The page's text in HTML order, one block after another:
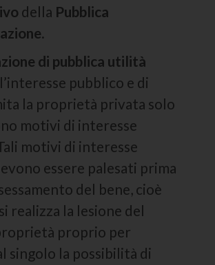
della Pubblica
.
di pubblica utilità
pubblico e di
la proprietà privata solo
motivi di interesse
motivi di interesse
essere palesati prima
del bene, cioè
realizza la lesione del
proprio per
singolo la possibilità di